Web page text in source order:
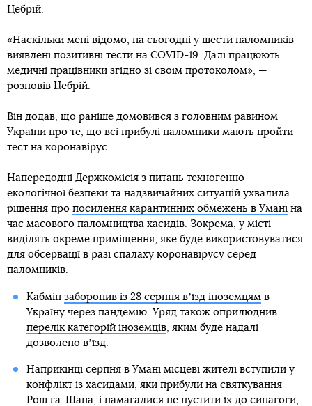
Цебрій.
«Наскільки мені відомо, на сьогодні у шести паломників
виявлені позитивні тести на COVID-19. Далі працюють
медичні працівники згідно зі своїм протоколом», —
розповів Цебрій.
Він додав, що раніше домовився з головним равином
України про те, що всі прибулі паломники мають пройти
тест на коронавірус.
Напередодні Держкомісія з питань техногенно-
екологічної безпеки та надзвичайних ситуацій ухвалила
рішення про посилення карантинних обмежень в Умані на
час масового паломництва хасидів. Зокрема, у місті
виділять окреме приміщення, яке буде використовуватися
для обсервації в разі спалаху коронавірусу серед
паломників.
Кабмін заборонив із 28 серпня вʼїзд іноземцямв
Україну через пандемію. Уряд також оприлюднив
перелік категорій іноземців, яким буде надалі
дозволено вʼїзд.
Наприкінці серпня в Умані місцеві жителі вступили у
конфлікт із хасидами, яки прибули на святкування
Рош га-Шана, і намагалися не пустити їх до синагоги,